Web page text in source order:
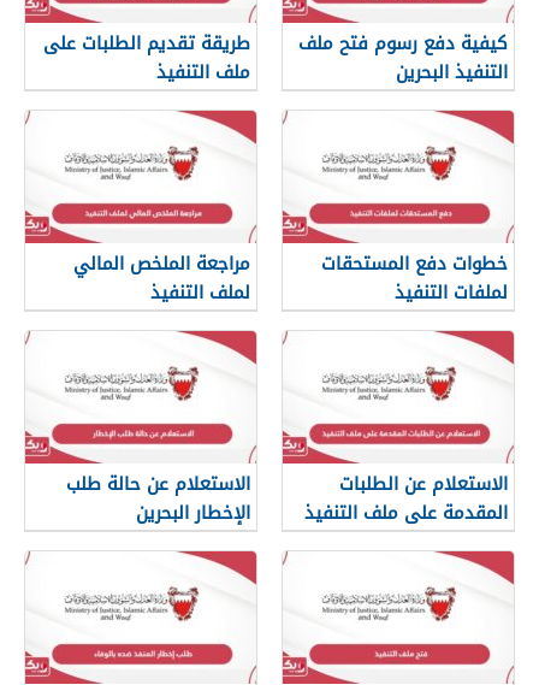
كيفية دفع رسوم فتح ملف
التنفيذ البحرين
طريقة تقديم الطلبات على
ملف التنفيذ
خطوات دفع المستحقات
لملفات التنفيذ
مراجعة الملخص المالي
لملف التنفيذ
الاستعلام عن الطلبات
المقدمة على ملف التنفيذ
الاستعلام عن حالة طلب
الإخطار البحرين